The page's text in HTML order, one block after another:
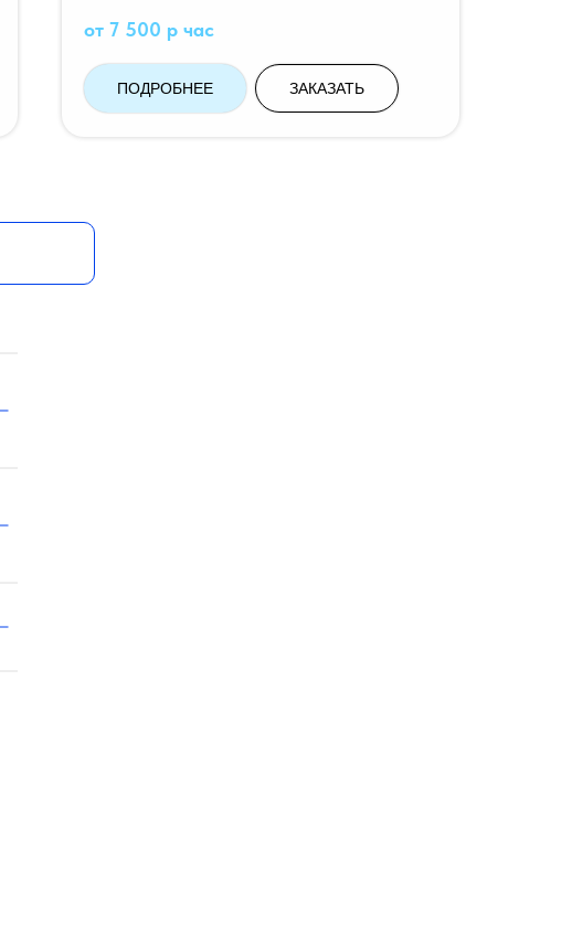
от 7 500 р час
ПОДРОБНЕЕ ЗАКАЗАТЬ